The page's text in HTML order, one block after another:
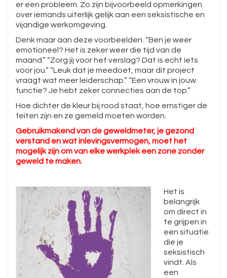
er een probleem. Zo zijn bijvoorbeeld opmerkingen
over iemands uiterlijk gelijk aan een seksistische en
vijandige werkomgeving.
Denk maar aan deze voorbeelden. “Ben je weer
emotioneel? Het is zeker weer die tijd van de
maand.” “Zorg jij voor het verslag? Dat is echt iets
voor jou.” “Leuk dat je meedoet, maar dit project
vraagt wat meer leiderschap.” “Een vrouw in jouw
functie? Je hebt zeker connecties aan de top.”
Hoe dichter de kleur bij rood staat, hoe ernstiger de
feiten zijn en ze gemeld moeten worden.
Gebruikmakend van de geweldmeter, je gezond
verstand en wat inlevingsvermogen, moet het
mogelijk zijn om van elke werkplek een zone zonder
geweld te maken.
Het is
belangrijk
om direct in
te grijpen in
een situatie
die je
seksistisch
vindt. Als
een